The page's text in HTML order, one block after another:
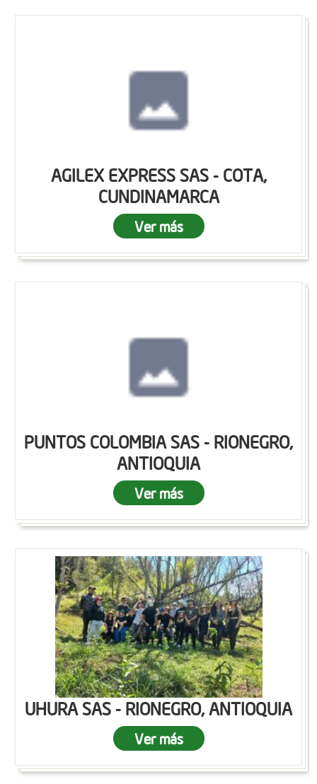
AGILEX EXPRESS SAS - COTA,
CUNDINAMARCA
Ver más
PUNTOS COLOMBIA SAS - RIONEGRO,
ANTIOQUIA
Ver más
UHURA SAS - RIONEGRO, ANTIOQUIA
Ver más